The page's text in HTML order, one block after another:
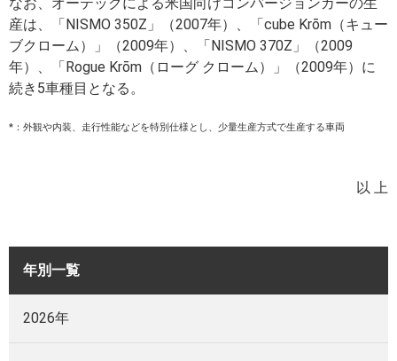
産は、「NISMO 350Z」（2007年）、「cube Krōm（キュー
ブクローム）」（2009年）、「NISMO 370Z」（2009
年）、「Rogue Krōm（ローグ クローム）」（2009年）に
続き5車種目となる。
*：外観や内装、走行性能などを特別仕様とし、少量生産方式で生産する車両
以 上
年別一覧
2026年